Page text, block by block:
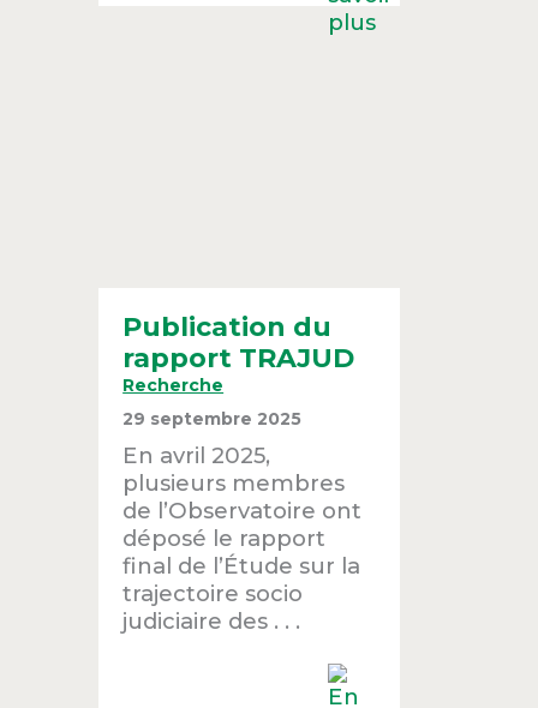
Publication du
rapport TRAJUD
Recherche
29 septembre 2025
En avril 2025,
plusieurs membres
de l’Observatoire ont
déposé le rapport
final de l’Étude sur la
trajectoire socio
judiciaire des . . .